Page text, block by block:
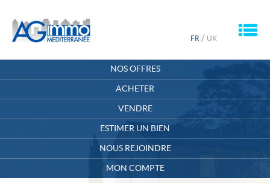
FR / UK
ACCUEIL
MON COMPTE
NOS OFFRES
ACHETER
VENDRE
ESTIMER UN BIEN
NOUS REJOINDRE
MON COMPTE